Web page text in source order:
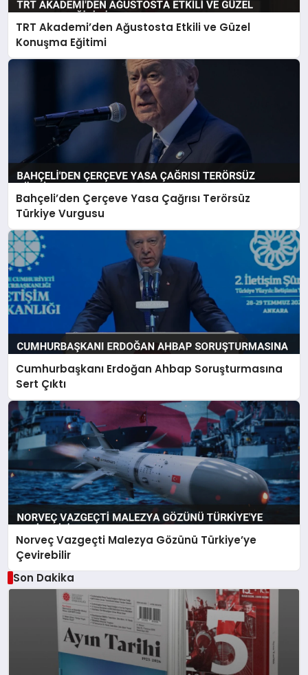
TRT Akademi’den Ağustosta Etkili ve Güzel
Konuşma Eğitimi
Bahçeli’den Çerçeve Yasa Çağrısı Terörsüz
Türkiye Vurgusu
Cumhurbaşkanı Erdoğan Ahbap Soruşturmasına
Sert Çıktı
Norveç Vazgeçti Malezya Gözünü Türkiye’ye
Çevirebilir
Son Dakika